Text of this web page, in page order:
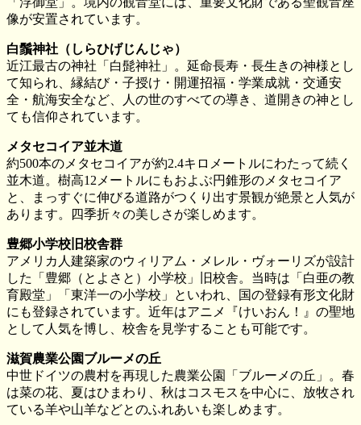
像が安置されています。
白鬚神社（しらひげじんじゃ）
近江最古の神社「白髭神社」。延命長寿・長生きの神様とし
て知られ、縁結び・子授け・開運招福・学業成就・交通安
全・航海安全など、人の世のすべての導き、道開きの神とし
ても信仰されています。
メタセコイア並木道
約500本のメタセコイアが約2.4キロメートルにわたって続く
並木道。樹高12メートルにもおよぶ円錐形のメタセコイア
と、まっすぐに伸びる道路がつくり出す景観が絶景と人気が
あります。四季折々の美しさが楽しめます。
豊郷小学校旧校舎群
アメリカ人建築家のウィリアム・メレル・ヴォーリズが設計
した「豊郷（とよさと）小学校」旧校舎。当時は「白亜の教
育殿堂」「東洋一の小学校」といわれ、国の登録有形文化財
にも登録されています。近年はアニメ『けいおん！』の聖地
として人気を博し、校舎を見学することも可能です。
滋賀農業公園ブルーメの丘
中世ドイツの農村を再現した農業公園「ブルーメの丘」。春
は菜の花、夏はひまわり、秋はコスモスを中心に、放牧され
ている羊や山羊などとのふれあいも楽しめます。